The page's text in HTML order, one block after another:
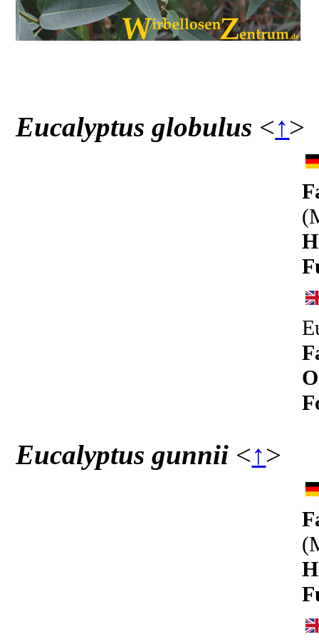
Eucalyptus globulus <↑>
Eucalyptus gunnii <↑>